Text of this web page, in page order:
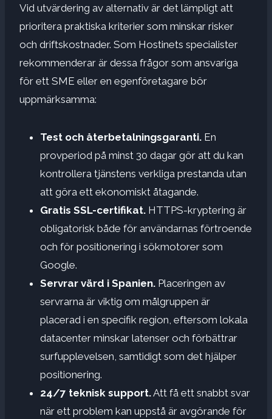
Vid utvärdering av alternativ är det lämpligt att
prioritera praktiska kriterier som minskar risker
och driftskostnader. Som Hostinets specialister
rekommenderar är dessa frågor som ansvariga
för ett SME eller en egenföretagare bör
uppmärksamma:
Test och återbetalningsgaranti. En
provperiod på minst 30 dagar gör att du kan
kontrollera tjänstens verkliga prestanda utan
att göra ett ekonomiskt åtagande.
Gratis SSL-certifikat. HTTPS-kryptering är
obligatorisk både för användarnas förtroende
och för positionering i sökmotorer som
Google.
Servrar värd i Spanien. Placeringen av
servrarna är viktig om målgruppen är
placerad i en specifik region, eftersom lokala
datacenter minskar latenser och förbättrar
surfupplevelsen, samtidigt som det hjälper
positionering.
24/7 teknisk support.Att få ett snabbt svar
när ett problem kan uppstå är avgörande för